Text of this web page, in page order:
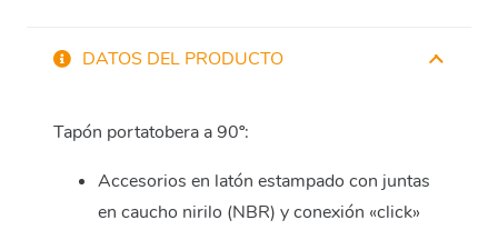
DATOS DEL PRODUCTO
Tapón portatobera a 90º:
Accesorios en latón estampado con juntas
en caucho nirilo (NBR) y conexión «click»